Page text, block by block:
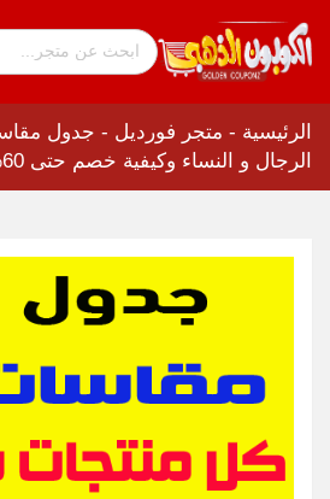
الرئيسية - متجر فورديل - جدول
الرجال و النساء وكيفية خصم حتى 60%